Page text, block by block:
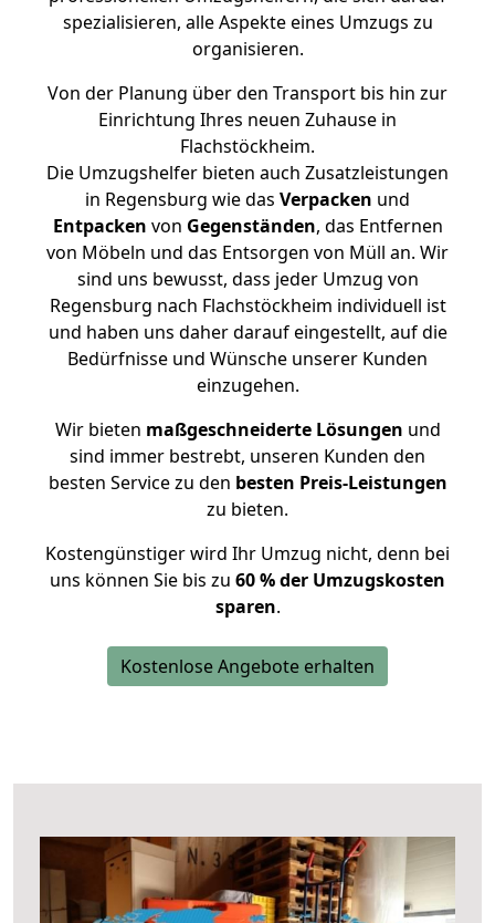
spezialisieren, alle Aspekte eines Umzugs zu
organisieren.
Von der Planung über den Transport bis hin zur
Einrichtung Ihres neuen Zuhause in
Flachstöckheim.
Die Umzugshelfer bieten auch Zusatzleistungen
in Regensburg wie das Verpacken und
Entpacken von Gegenständen, das Entfernen
von Möbeln und das Entsorgen von Müll an. Wir
sind uns bewusst, dass jeder Umzug von
Regensburg nach Flachstöckheim individuell ist
und haben uns daher darauf eingestellt, auf die
Bedürfnisse und Wünsche unserer Kunden
einzugehen.
Wir bieten maßgeschneiderte Lösungen und
sind immer bestrebt, unseren Kunden den
besten Service zu den besten Preis-Leistungen
zu bieten.
Kostengünstiger wird Ihr Umzug nicht, denn bei
uns können Sie bis zu 60 % der Umzugskosten
sparen.
Kostenlose Angebote erhalten